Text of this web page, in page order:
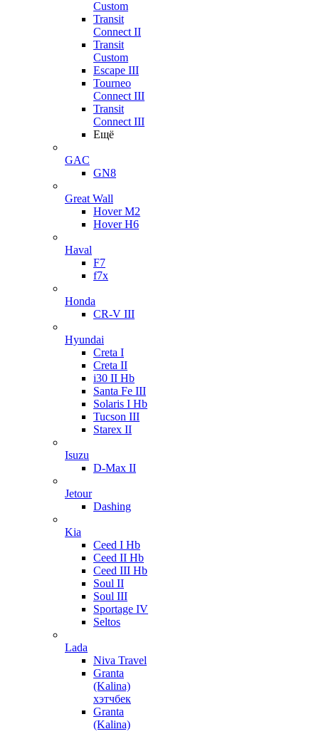
Custom
Transit
Connect II
Transit
Custom
Escape III
Tourneo
Connect III
Transit
Connect III
Ещё
GAC
GN8
Great Wall
Hover M2
Hover H6
Haval
F7
f7x
Honda
CR-V III
Hyundai
Creta I
Creta II
i30 II Hb
Santa Fe III
Solaris I Hb
Tucson III
Starex II
Isuzu
D-Max II
Jetour
Dashing
Kia
Ceed I Hb
Ceed II Hb
Ceed III Hb
Soul II
Soul III
Sportage IV
Seltos
Lada
Niva Travel
Granta
(Kalina)
хэтчбек
Granta
(Kalina)